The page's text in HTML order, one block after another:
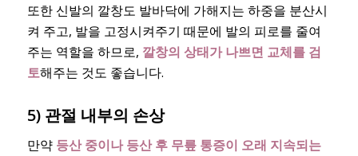
또한 신발의 깔창도 발바닥에 가해지는 하중을 분산시
켜 주고, 발을 고정시켜주기 때문에 발의 피로를 줄여
주는 역할을 하므로, 깔창의 상태가 나쁘면 교체를 검
토해주는 것도 좋습니다.
5) 관절 내부의 손상
만약 등산 중이나 등산 후 무릎 통증이 오래 지속되는